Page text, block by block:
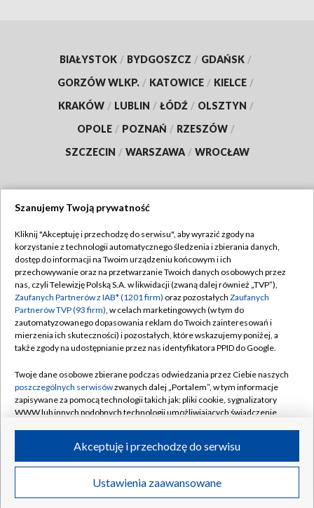
BIAŁYSTOK / BYDGOSZCZ / GDAŃSK /
GORZÓW WLKP. / KATOWICE / KIELCE /
KRAKÓW / LUBLIN / ŁÓDŹ / OLSZTYN /
OPOLE / POZNAŃ / RZESZÓW /
SZCZECIN / WARSZAWA / WROCŁAW
TVP
Abonament TVP
Emisja w TVP
Centrum informacji TVP
Naziemna Telewizja Cyfrowa
Rada Programowa
System NOS
Informacje o nadawcy
Program dla prasy
Ogłoszenie przetargowe
Regulamin TVP
Polityka prywatności
Moje zgody
Pomoc
Kontakt
Kanały
©2026 Telewizja Polska S.A. w likwidacji
Szanujemy Twoją prywatność
Kliknij "Akceptuję i przechodzę do serwisu", aby wyrazić zgody na
korzystanie z technologii automatycznego śledzenia i zbierania danych,
dostęp do informacji na Twoim urządzeniu końcowym i ich
przechowywanie oraz na przetwarzanie Twoich danych osobowych przez
nas, czyli Telewizję Polską S.A. w likwidacji (zwaną dalej również „TVP”),
Zaufanych Partnerów z IAB* (1201 firm) oraz pozostałych Zaufanych
Partnerów TVP (93 firm), w celach marketingowych (w tym do
zautomatyzowanego dopasowania reklam do Twoich zainteresowań i
mierzenia ich skuteczności) i pozostałych, które wskazujemy poniżej, a
także zgody na udostępnianie przez nas identyfikatora PPID do Google.
Twoje dane osobowe zbierane podczas odwiedzania przez Ciebie naszych
poszczególnych serwisówzwanych dalej „Portalem”, w tym informacje
zapisywane za pomocą technologii takich jak: pliki cookie, sygnalizatory
WWW lub innych podobnych technologii umożliwiających świadczenie
ruchu w Internecie.
Twoje dane osobowe zbierane podczas odwiedzania przez Ciebie
poszczególnych serwisówna Portalu, takie jak adresy IP, identyfikatory
Ustawienia zaawansowane
Akceptuję i przechodzę do serwisu